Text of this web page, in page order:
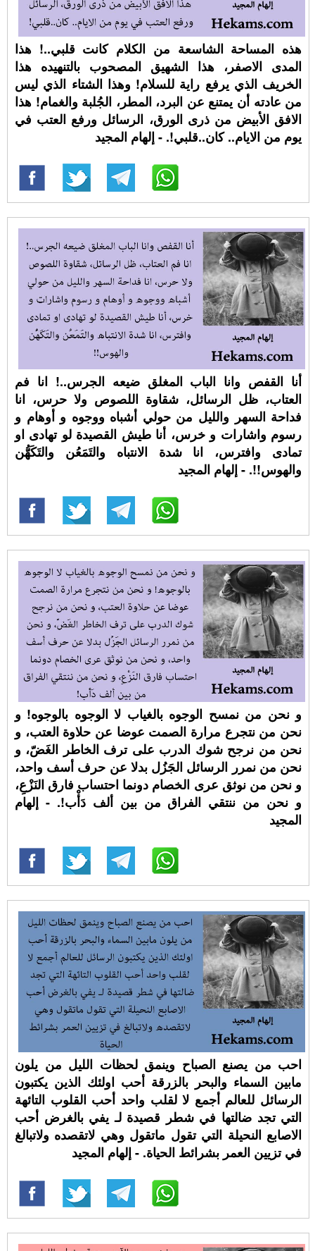
هذه المساحة الشاسعة من الكلام كانت قلبي..! هذا
المدى الاصفر، هذا الشهيق المصحوب بالتنهيده هذا
الخريف الذي يرفع راية للسلام! وهذا الشتاء الذي ليس
من عادته أن يمتنع عن البرد، المطر، الجُلبة والغمام! هذا
الافق الأبيض من ذرى الورق، الرسائل ورفع العتب في
يوم من الايام.. كان..قلبي!. - إلهام المجيد
أنا القفص وانا الباب المغلق ضيعه الجرس..! انا فم
العتاب، ظل الرسائل، شقاوة اللصوص ولا حرس، انا
فداحة السهر والليل من حولي أشباه ووجوه و أوهام و
رسوم واشارات و خرس، أنا طيش القصيدة لو تهادى او
تمادى وافترس، انا شدة الانتباه والتَمَعُن والتَكَهُّن
والهوس!!. - إلهام المجيد
و نحن من نمسح الوجوه بالغياب لا الوجوه بالوجوه! و
نحن من نتجرع مرارة الصمت عوضا عن حلاوة العتب، و
نحن من نرجح شوك الدرب على ترف الخاطر الغَضّ، و
نحن من نمرر الرسائل الجَزُل بدلا عن حرف أسف واحد،
و نحن من نوثق عرى الخصام دونما احتساب فارق النَزْعِ،
و نحن من ننتقي الفراق من بين ألف دَأْب!. - إلهام
المجيد
احب من يصنع الصباح وينمق لحظات الليل من يلون
مابين السماء والبحر بالزرقة أحب اولئك الذين يكتبون
الرسائل للعالم أجمع لا لقلب واحد أحب القلوب التائهة
التي تجد ضالتها في شطر قصيدة لـ يفي بالغرض أحب
الاصابع النحيلة التي تقول ماتقول وهي لاتقصده ولاتبالغ
في تزيين العمر بشرائط الحياة. - إلهام المجيد